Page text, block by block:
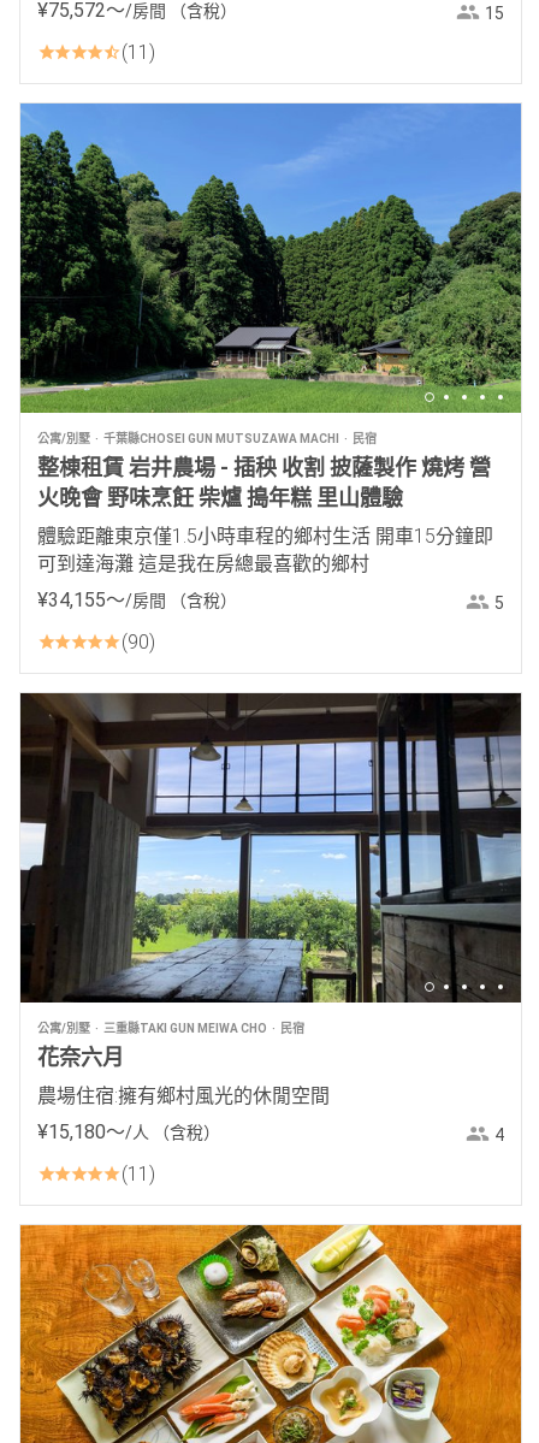
¥75,572〜/房間 （含稅） 15
11
公寓/別墅 千葉縣CHOSEI GUN MUTSUZAWA MACHI 民宿
整棟租賃 岩井農場 - 插秧 收割 披薩製作 燒烤 營
火晚會 野味烹飪 柴爐 搗年糕 里山體驗
體驗距離東京僅1.5小時車程的鄉村生活 開車15分鐘即
可到達海灘 這是我在房總最喜歡的鄉村
¥34,155〜/房間 （含稅） 5
90
公寓/別墅 三重縣TAKI GUN MEIWA CHO 民宿
花奈六月
農場住宿:擁有鄉村風光的休閒空間
¥15,180〜/人 （含稅） 4
11